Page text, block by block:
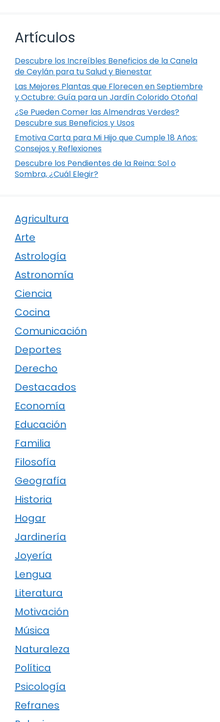
Artículos
Descubre los Increíbles Beneficios de la Canela
de Ceylán para tu Salud y Bienestar
Las Mejores Plantas que Florecen en Septiembre
y Octubre: Guía para un Jardín Colorido Otoñal
¿Se Pueden Comer las Almendras Verdes?
Descubre sus Beneficios y Usos
Emotiva Carta para Mi Hijo que Cumple 18 Años:
Consejos y Reflexiones
Descubre los Pendientes de la Reina: Sol o
Sombra, ¿Cuál Elegir?
Agricultura
Arte
Astrología
Astronomía
Ciencia
Cocina
Comunicación
Deportes
Derecho
Destacados
Economía
Educación
Familia
Filosofía
Geografía
Historia
Hogar
Jardinería
Joyería
Lengua
Literatura
Motivación
Música
Naturaleza
Política
Psicología
Refranes